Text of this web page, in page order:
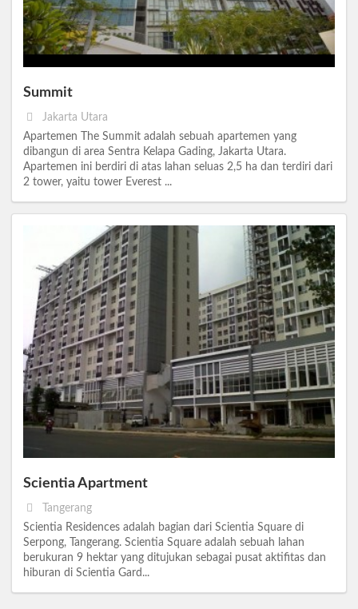
Summit
Jakarta Utara
Apartemen The Summit adalah sebuah apartemen yang
dibangun di area Sentra Kelapa Gading, Jakarta Utara.
Apartemen ini berdiri di atas lahan seluas 2,5 ha dan terdiri dari
2 tower, yaitu tower Everest ...
Scientia Apartment
Tangerang
Scientia Residences adalah bagian dari Scientia Square di
Serpong, Tangerang. Scientia Square adalah sebuah lahan
berukuran 9 hektar yang ditujukan sebagai pusat aktifitas dan
hiburan di Scientia Gard...